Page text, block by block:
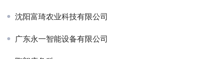
沈阳富琦农业科技有限公司
广东永一智能设备有限公司